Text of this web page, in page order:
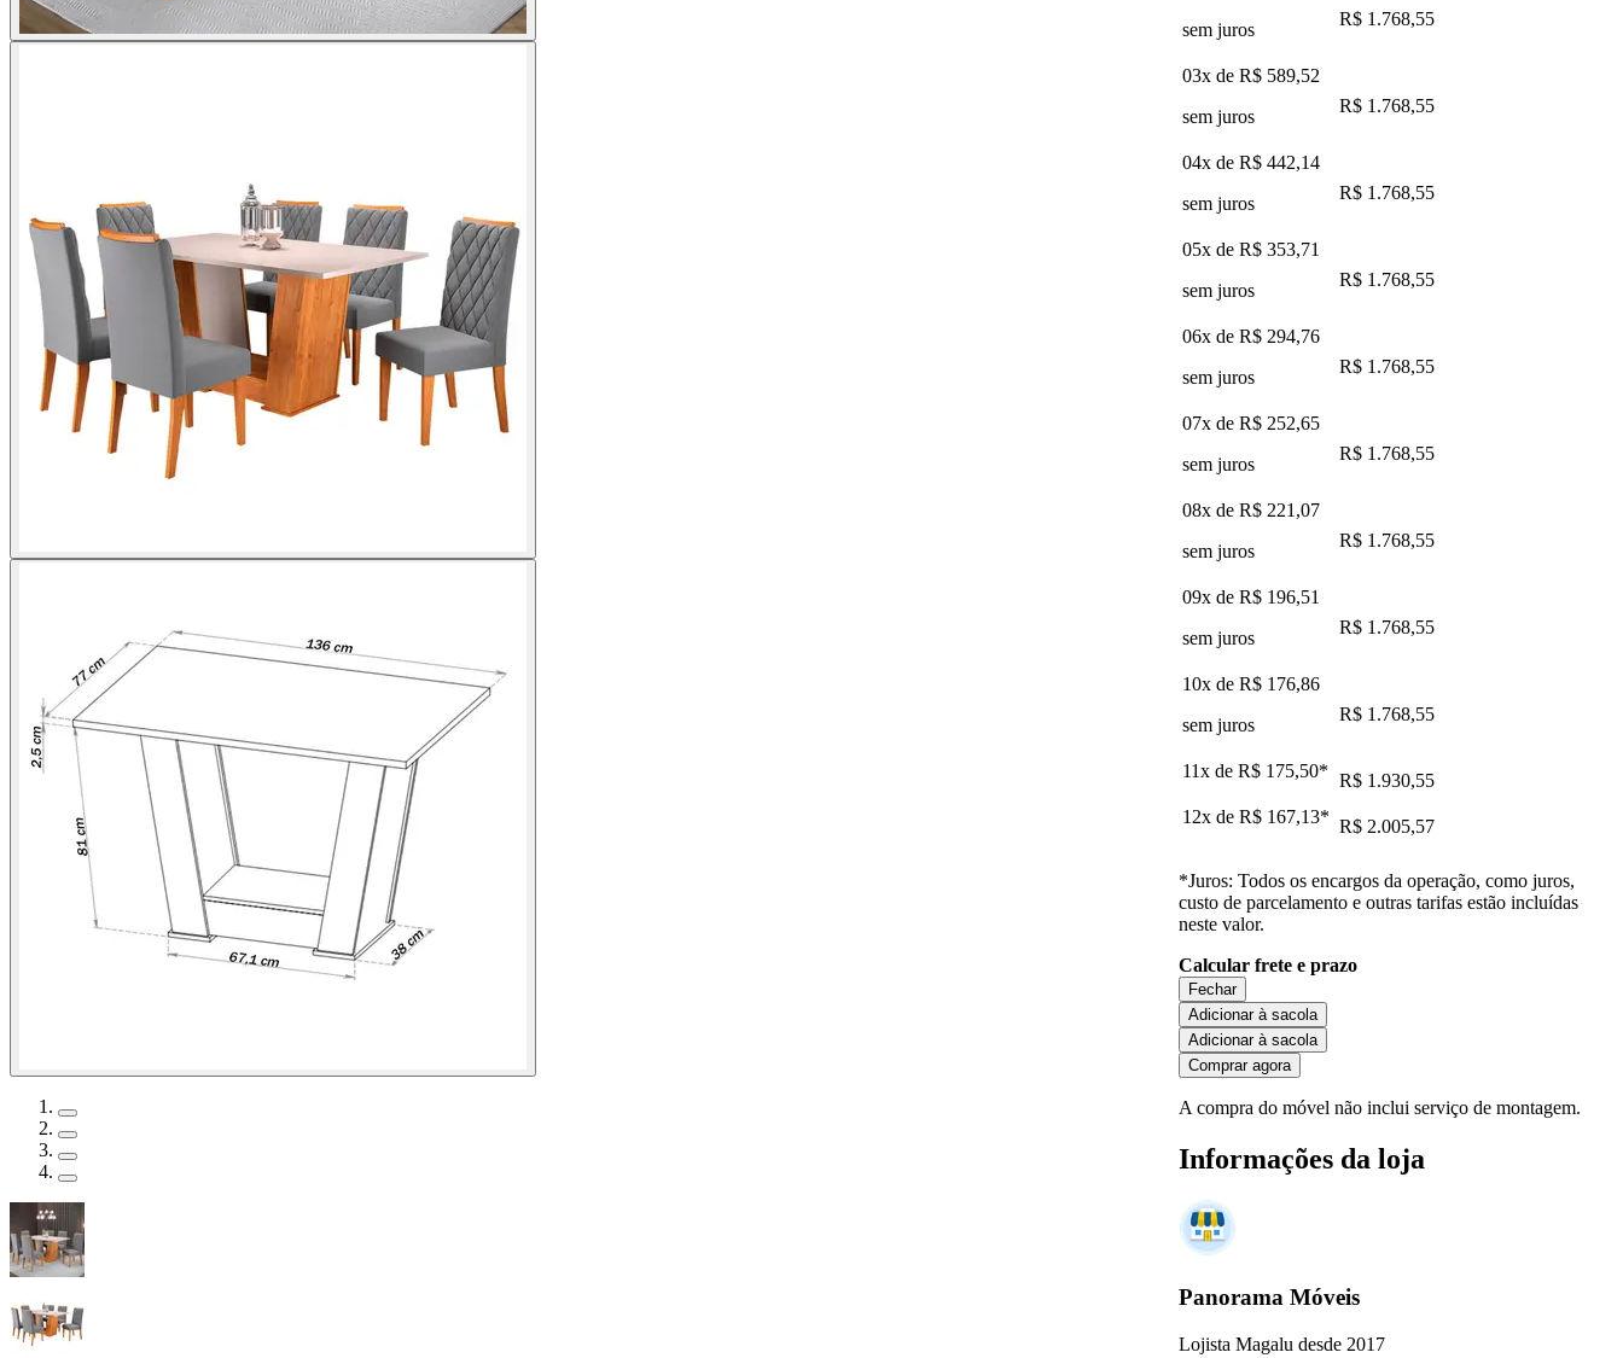
sem juros
R$ 1.768,55
03x de R$ 589,52
sem juros
R$ 1.768,55
04x de R$ 442,14
sem juros
R$ 1.768,55
05x de R$ 353,71
sem juros
R$ 1.768,55
06x de R$ 294,76
sem juros
R$ 1.768,55
07x de R$ 252,65
sem juros
R$ 1.768,55
08x de R$ 221,07
sem juros
R$ 1.768,55
09x de R$ 196,51
sem juros
R$ 1.768,55
10x de R$ 176,86
sem juros
R$ 1.768,55
11x de R$ 175,50* R$ 1.930,55
12x de R$ 167,13* R$ 2.005,57
*Juros: Todos os encargos da operação, como juros,
custo de parcelamento e outras tarifas estão incluídas
neste valor.
Calcular frete e prazo
Fechar
Adicionar à sacola
Adicionar à sacola
Comprar agora
A compra do móvel não inclui serviço de montagem.
Informações da loja
Panorama Móveis
Lojista Magalu desde 2017